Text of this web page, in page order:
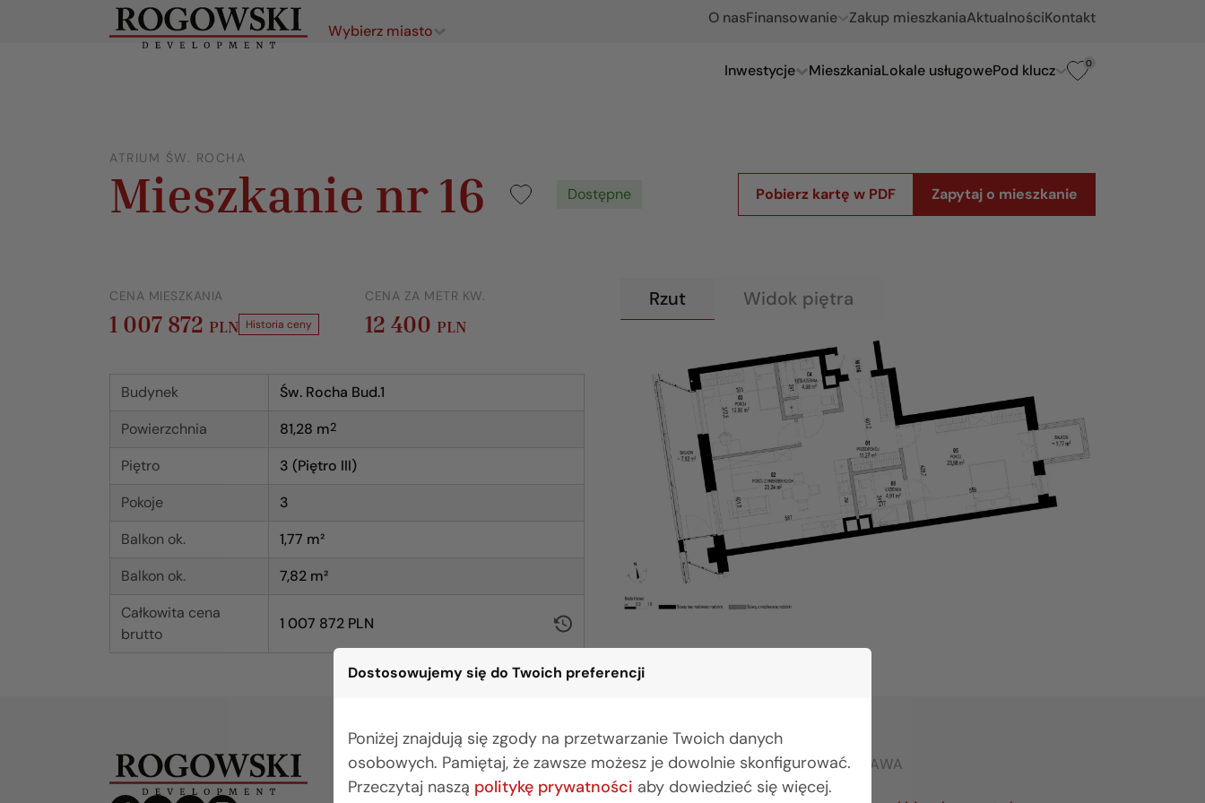
Dostosowujemy się do Twoich preferencji
Poniżej znajdują się zgody na przetwarzanie Twoich danych
osobowych. Pamiętaj, że zawsze możesz je dowolnie skonfigurować.
Przeczytaj naszą politykę prywatności aby dowiedzieć się więcej.
O nasFinansowanie Zakup mieszkaniaAktualnościKontakt
Wybierz miasto
Inwestycje MieszkaniaLokale usługowePod klucz 0
ATRIUM ŚW. ROCHA
Mieszkanie nr 16 Dostępne Pobierz kartę w PDF Zapytaj o mieszkanie
CENA MIESZKANIA
1 007 872 PLN Historia ceny
CENA ZA METR KW.
12 400 PLN
Budynek
Św. Rocha Bud.1
Powierzchnia
81,28 m2
Piętro
3 (Piętro III)
Pokoje
3
Balkon ok.
1,77 m²
Balkon ok.
7,82 m²
Całkowita cena
brutto
1 007 872 PLN
Rzut Widok piętra
BIURO BIAŁYSTOK
(85) 749 99 09
BIURO WARSZAWA
(22) 642 03 55